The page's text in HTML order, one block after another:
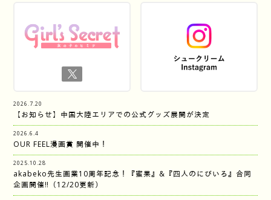
2026.7.20
【お知らせ】中国大陸エリアでの公式グッズ展開が決定
2026.6.4
OUR FEEL漫画賞 開催中！
2025.10.28
akabeko先生画業10周年記念！『蜜果』&『四人のにびいろ』合同
企画開催‼︎（12/20更新）